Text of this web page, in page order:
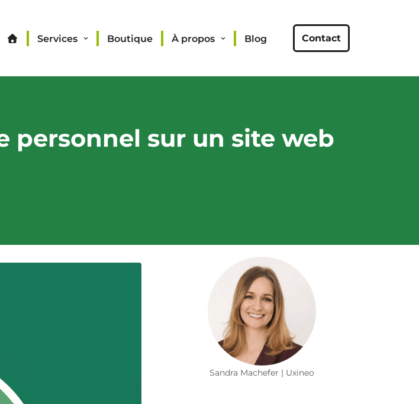
Services Boutique À propos Blog Contact
personnel sur un site web
Sandra Machefer | Uxineo